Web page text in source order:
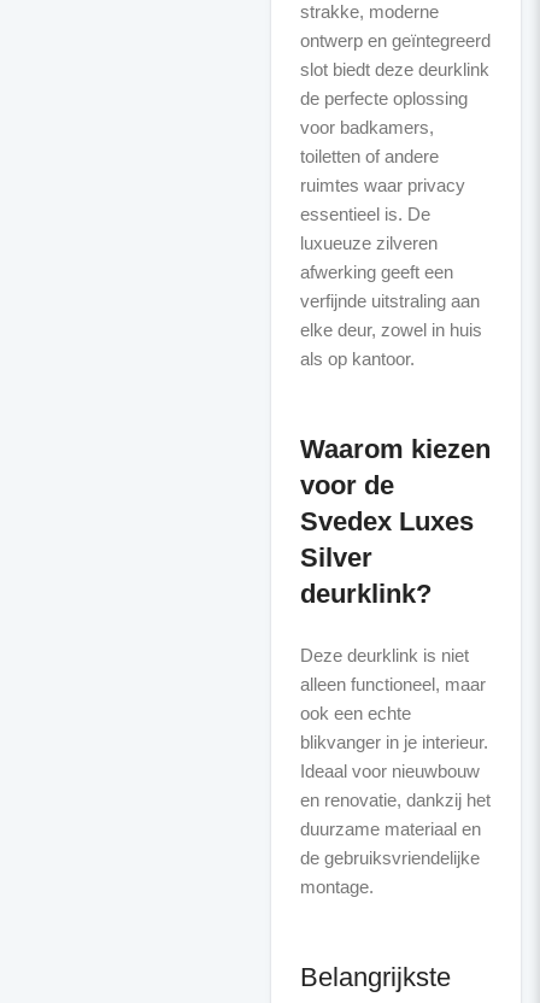
strakke, moderne
ontwerp en geïntegreerd
slot biedt deze deurklink
de perfecte oplossing
voor badkamers,
toiletten of andere
ruimtes waar privacy
essentieel is. De
luxueuze zilveren
afwerking geeft een
verfijnde uitstraling aan
elke deur, zowel in huis
als op kantoor.
Waarom kiezen
voor de
Svedex Luxes
Silver
deurklink?
Deze deurklink is niet
alleen functioneel, maar
ook een echte
blikvanger in je interieur.
Ideaal voor nieuwbouw
en renovatie, dankzij het
duurzame materiaal en
de gebruiksvriendelijke
montage.
Belangrijkste